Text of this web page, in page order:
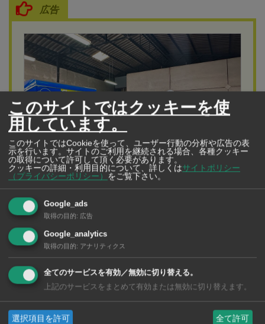
広告
Cloud Moving クラウドムービング
慣れないタイでの引越しは 「日本式」引越しサー
ビスにお任せ
貸し出し」「家具クリーンサービス」「靴下を着用」
このサイトではクッキーを使
用しています。
このサイトではCookieを使って、ユーザー行動の分析や広告の表
示を行います。サイトのご利用を継続される場合、各種クッキー
の取得について許可して頂く必要があります。
クッキーの詳細・利用目的について、詳しくはサイトポリシー
（プライバシーポリシー）
をご覧下さい。
Google_ads
取得の目的: 広告
Google_analytics
取得の目的: アナリティクス
全てのサービスを有効／無効に切り替える。
上記のサービスをまとめて有効または無効に切り替えます。
選択項目を許可 全て許可